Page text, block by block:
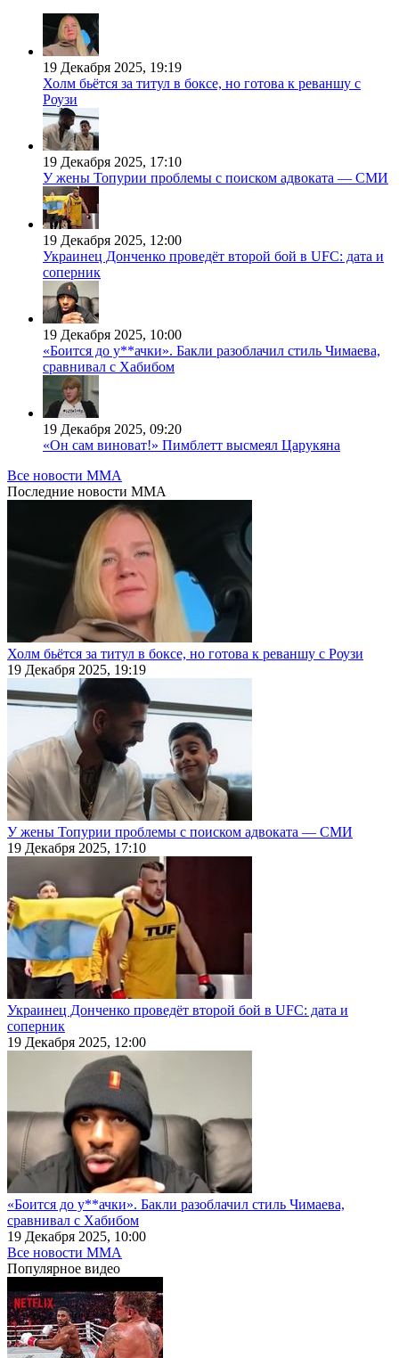
19 Декабря 2025, 19:19
Холм бьётся за титул в боксе, но готова к реваншу с
Роузи
19 Декабря 2025, 17:10
У жены Топурии проблемы с поиском адвоката — СМИ
19 Декабря 2025, 12:00
Украинец Донченко проведёт второй бой в UFC: дата и
соперник
19 Декабря 2025, 10:00
«Боится до у**ачки». Бакли разоблачил стиль Чимаева,
сравнивал с Хабибом
19 Декабря 2025, 09:20
«Он сам виноват!» Пимблетт высмеял Царукяна
Все новости MMA
Последние новости MMA
Холм бьётся за титул в боксе, но готова к реваншу с Роузи
19 Декабря 2025, 19:19
У жены Топурии проблемы с поиском адвоката — СМИ
19 Декабря 2025, 17:10
Украинец Донченко проведёт второй бой в UFC: дата и
соперник
19 Декабря 2025, 12:00
«Боится до у**ачки». Бакли разоблачил стиль Чимаева,
сравнивал с Хабибом
19 Декабря 2025, 10:00
Все новости MMA
Популярное видео